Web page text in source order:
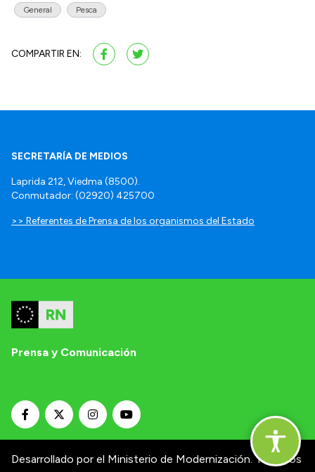
General Pesca
COMPARTIR EN:
SECRETARÍA DE MEDIOS
Laprida 212, Viedma (8500).
Conmutador: (02920) 425700
>> Referentes de Prensa de los organismos del Estado
Prensa y Comunicación
Desarrollado por el Ministerio de Modernización. Términos